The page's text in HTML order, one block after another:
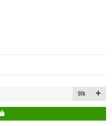
Stk